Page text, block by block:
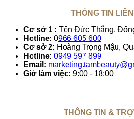
THÔNG TIN
Cơ sở 1 : Tôn Đức Thắng,
Hotline: 0966 605 600
Cơ sở 2: Hoàng Trọng Mậu,
Hotline: 0949 597 899
Email:
Giờ làm việc: 9:00 - 18:00
THÔNG TIN &